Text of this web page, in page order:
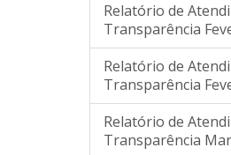
Relatório de
Transparência
Relatório de
Transparência
Relatório de
Transparência